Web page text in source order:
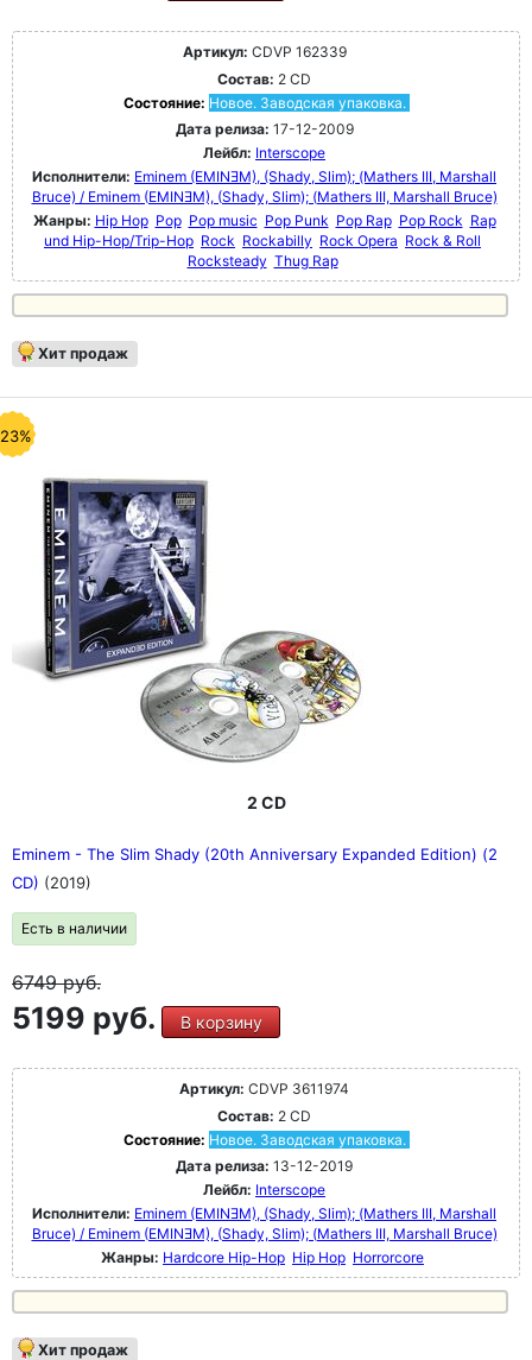
Артикул: CDVP 162339
Состав: 2 CD
Состояние: Новое. Заводская упаковка.
Дата релиза: 17-12-2009
Лейбл: Interscope
Исполнители: Eminem (EMINƎM), (Shady, Slim); (Mathers III, Marshall
Bruce) / Eminem (EMINƎM), (Shady, Slim); (Mathers III, Marshall Bruce)
Жанры: Hip Hop Pop Pop music Pop Punk Pop Rap Pop Rock Rap
und Hip-Hop/Trip-Hop Rock Rockabilly Rock Opera Rock & Roll
Rocksteady Thug Rap
Хит продаж
2 CD
Eminem - The Slim Shady (20th Anniversary Expanded Edition) (2
CD) (2019)
Есть в наличии
6749руб.
5199 руб. В корзину
Артикул: CDVP 3611974
Состав: 2 CD
Состояние: Новое. Заводская упаковка.
Дата релиза: 13-12-2019
Лейбл: Interscope
Исполнители: Eminem (EMINƎM), (Shady, Slim); (Mathers III, Marshall
Bruce) / Eminem (EMINƎM), (Shady, Slim); (Mathers III, Marshall Bruce)
Жанры: Hardcore Hip-Hop Hip Hop Horrorcore
Хит продаж